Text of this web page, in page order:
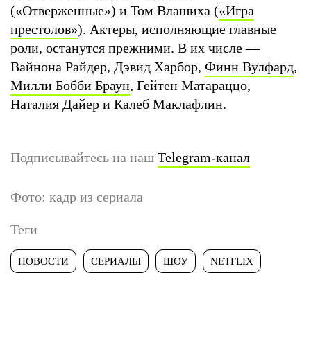
(«Отверженные») и Том Влашиха («Игра
престолов»). Актеры, исполняющие главные
роли, останутся прежними. В их числе —
Вайнона Райдер, Дэвид Харбор, Финн Вулфард,
Милли Бобби Браун, Гейтен Матараццо,
Наталия Дайер и Калеб Маклафлин.
Подписывайтесь на наш Telegram-канал
Фото: кадр из сериала
Теги
НОВОСТИ СЕРИАЛЫ ШОУ NETFLIX